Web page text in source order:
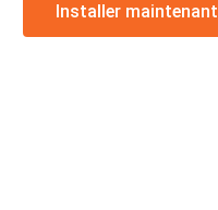
Installer maintenant